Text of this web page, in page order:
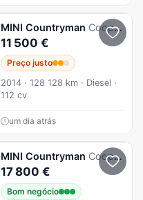
MINI Countryman Cooper D
11 500 €
Preço justo
2014 · 128 128 km · Diesel ·
112 cv
um dia atrás
MINI Countryman Cooper SE ALL4 Auto
17 800 €
Bom negócio